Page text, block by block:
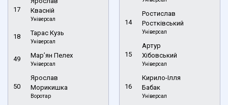
17
Квасній
Універсал
18 Тарас Кузь
Універсал
49 Мар’ян Пелех
Універсал
50
Ярослав
Морикишка
Воротар
14
Ростислав
Ростківський
Універсал
15
Артур
Хібовський
Універсал
16
Кирило-Ілля
Бабак
Універсал